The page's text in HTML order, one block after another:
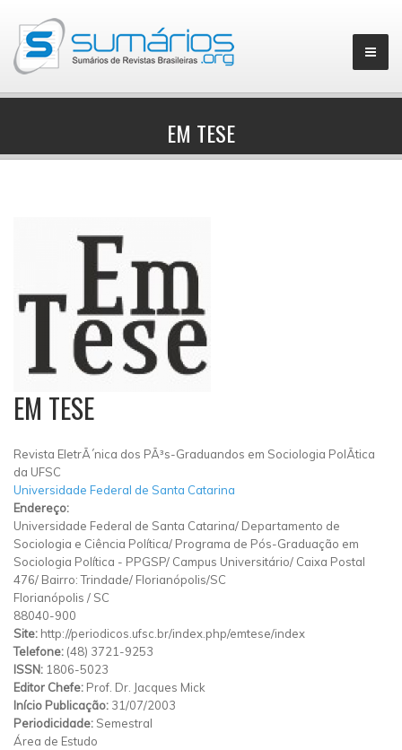
▼
EM TESE
EM TESE
Revista EletrÃ´nica dos PÃ³s-Graduandos em Sociologia PolÃ­tica
da UFSC
Universidade Federal de Santa Catarina
Endereço:
Universidade Federal de Santa Catarina/ Departamento de
Sociologia e Ciência Política/ Programa de Pós-Graduação em
Sociologia Política - PPGSP/ Campus Universitário/ Caixa Postal
476/ Bairro: Trindade/ Florianópolis/SC
Florianópolis / SC
88040-900
Site: http://periodicos.ufsc.br/index.php/emtese/index
Telefone: (48) 3721-9253
ISSN: 1806-5023
Editor Chefe: Prof. Dr. Jacques Mick
Início Publicação: 31/07/2003
Periodicidade: Semestral
Área de Estudo